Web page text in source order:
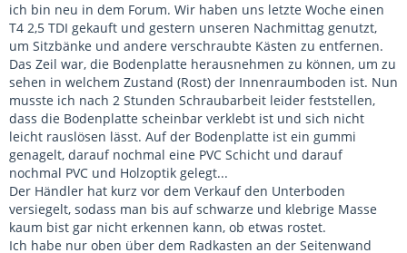
ich bin neu in dem Forum. Wir haben uns letzte Woche einen
T4 2,5 TDI gekauft und gestern unseren Nachmittag genutzt,
um Sitzbänke und andere verschraubte Kästen zu entfernen.
Das Zeil war, die Bodenplatte herausnehmen zu können, um zu
sehen in welchem Zustand (Rost) der Innenraumboden ist. Nun
musste ich nach 2 Stunden Schraubarbeit leider feststellen,
dass die Bodenplatte scheinbar verklebt ist und sich nicht
leicht rauslösen lässt. Auf der Bodenplatte ist ein gummi
genagelt, darauf nochmal eine PVC Schicht und darauf
nochmal PVC und Holzoptik gelegt...
Der Händler hat kurz vor dem Verkauf den Unterboden
versiegelt, sodass man bis auf schwarze und klebrige Masse
kaum bist gar nicht erkennen kann, ob etwas rostet.
Ich habe nur oben über dem Radkasten an der Seitenwand